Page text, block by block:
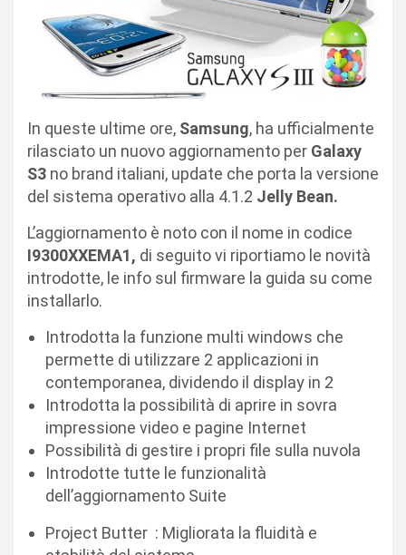
In queste ultime ore, Samsung, ha ufficialmente
rilasciato un nuovo aggiornamento per Galaxy
S3 no brand italiani, update che porta la versione
del sistema operativo alla 4.1.2 Jelly Bean.
L’aggiornamento è noto con il nome in codice
I9300XXEMA1, di seguito vi riportiamo le novità
introdotte, le info sul firmware la guida su come
installarlo.
Introdotta la funzione multi windows che
permette di utilizzare 2 applicazioni in
contemporanea, dividendo il display in 2
Introdotta la possibilità di aprire in sovra
impressione video e pagine Internet
Possibilità di gestire i propri file sulla nuvola
Introdotte tutte le funzionalità
dell’aggiornamento Suite
Project Butter : Migliorata la fluidità e